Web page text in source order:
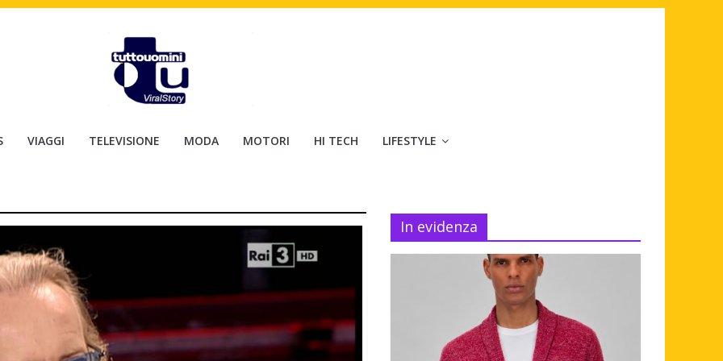
VIAGGI TELEVISIONE MODA MOTORI HI TECH LIFESTYLE
In evidenza